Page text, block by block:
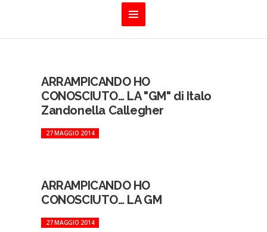
ARRAMPICANDO HO
CONOSCIUTO… LA "GM" di Italo
Zandonella Callegher
27 MAGGIO 2014
ARRAMPICANDO HO
CONOSCIUTO… LA GM
27 MAGGIO 2014